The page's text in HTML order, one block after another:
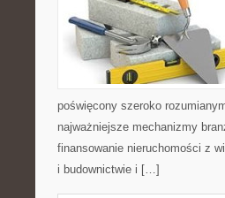
poświęcony szeroko
najważniejsze mechanizmy
finansowanie nieruchomości z
i budownictwie i […]